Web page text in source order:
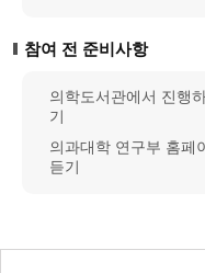
참여 전 준비사항
의학도서관에서 진행
기
의과대학 연구부 홈페
듣기